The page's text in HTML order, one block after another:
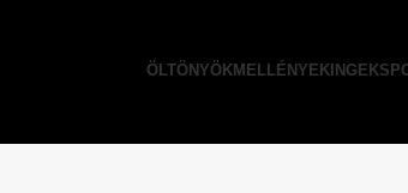
ÖLTÖNYÖKMELLÉNYEK INGEK